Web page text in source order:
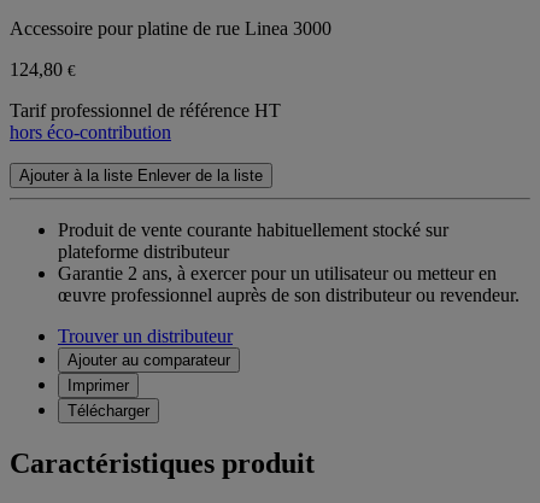
Accessoire pour platine de rue Linea 3000
124,80 €
Tarif professionnel de référence HT
hors éco-contribution
Ajouter à la liste Enlever de la liste
Produit de vente courante habituellement stocké sur
plateforme distributeur
Garantie 2 ans, à exercer pour un utilisateur ou metteur en
œuvre professionnel auprès de son distributeur ou revendeur.
Trouver un distributeur
Ajouter au comparateur
Imprimer
Télécharger
Caractéristiques produit